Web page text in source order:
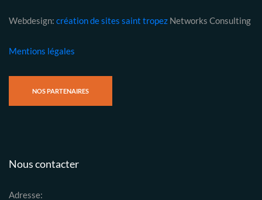
Webdesign: création de sites saint tropez Networks Consulting
Mentions légales
NOS PARTENAIRES
Nous contacter
Adresse: